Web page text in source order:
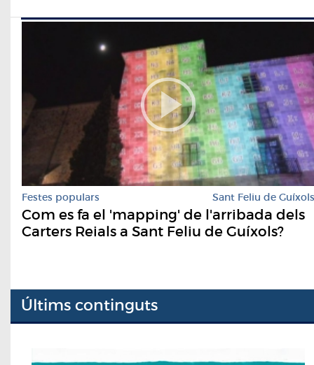
Festes populars Sant Feliu de Guíxols
Com es fa el 'mapping' de l'arribada dels
Carters Reials a Sant Feliu de Guíxols?
Últims continguts